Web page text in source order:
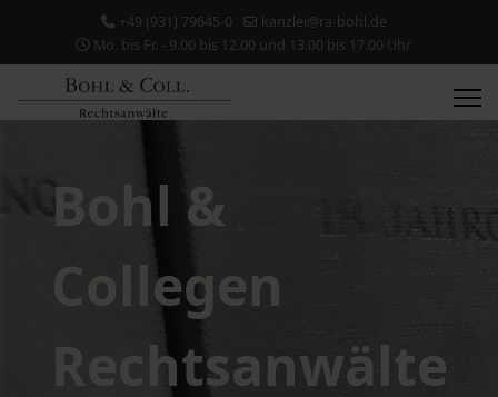
+49 (931) 79645-0
kanzlei@ra-bohl.de
Mo. bis Fr. - 9.00 bis 12.00 und 13.00 bis 17.00 Uhr
Bohl &
Collegen
Rechtsanwälte